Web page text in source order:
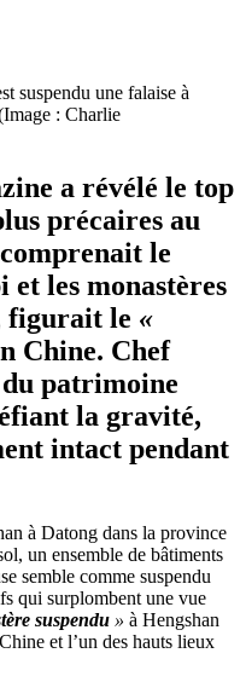
suspendu une falaise à
: Charlie
a révélé le top
précaires au
le
et les monastères
figurait le «
Chine. Chef
patrimoine
la gravité,
intact pendant
à Datong dans la province
un ensemble de bâtiments
semble comme suspendu
qui surplombent une vue
suspendu » à Hengshan
et l’un des hauts lieux